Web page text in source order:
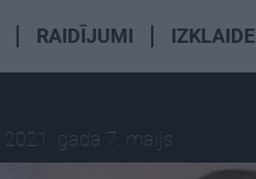
RAIDĪJUMI IZKLAIDE
2021. gada 7. maijs